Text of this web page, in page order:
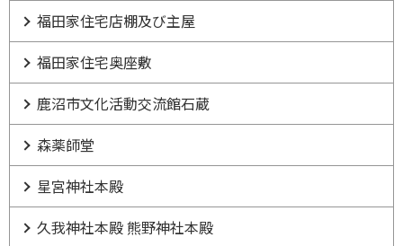
福田家住宅店棚及び主屋
福田家住宅奥座敷
鹿沼市文化活動交流館石蔵
森薬師堂
星宮神社本殿
久我神社本殿 熊野神社本殿